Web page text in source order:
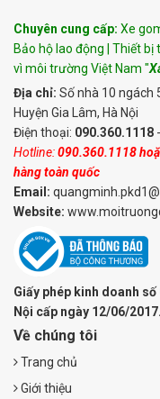
Chuyên cung cấp: Xe
Bảo hộ lao động | Thiết
vì môi trường Việt Nam "
Địa chỉ: Số nhà 10 ngách
Huyện Gia Lâm, Hà Nội
Điện thoại: 090.360.1118
Hotline:090.360.1118
hàng toàn quốc
Email:
Website:
Giấy phép kinh doanh
Nội cấp ngày 12/06/
Về chúng tôi
Trang chủ
Giới thiệu